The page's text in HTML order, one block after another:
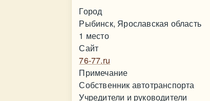
Город
Рыбинск, Ярославская область
1 место
Сайт
76-77.ru
Примечание
Собственник автотранспорта
Учредители и руководители